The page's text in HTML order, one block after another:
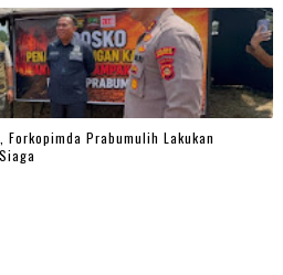
Prabumulih Lakukan